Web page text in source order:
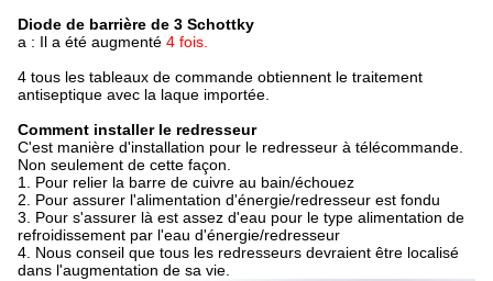
Diode de barrière de 3 Schottky
a : Il a été augmenté 4 fois.
4 tous les tableaux de commande obtiennent le traitement
antiseptique avec la laque importée.
Comment installer le redresseur
C'est manière d'installation pour le redresseur à télécommande.
Non seulement de cette façon.
1. Pour relier la barre de cuivre au bain/échouez
2. Pour assurer l'alimentation d'énergie/redresseur est fondu
3. Pour s'assurer là est assez d'eau pour le type alimentation de
refroidissement par l'eau d'énergie/redresseur
4. Nous conseil que tous les redresseurs devraient être localisé
dans l'augmentation de sa vie.